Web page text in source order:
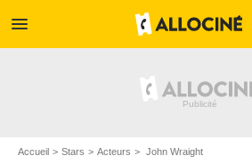
menu
Accueil Stars Acteurs John Wraight